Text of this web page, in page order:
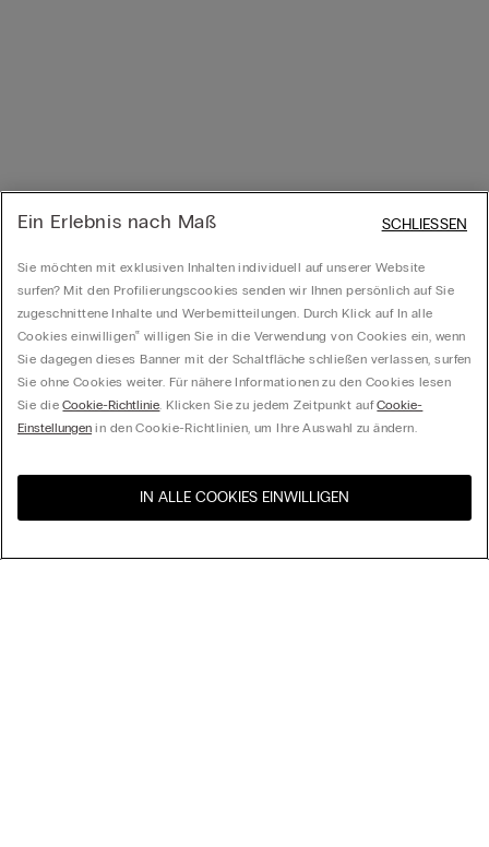
United States
Ein Erlebnis nach Maß
Sie möchten mit exklusiven Inhalten individuell auf unserer Website
surfen? Mit den Profilierungscookies senden wir Ihnen persönlich auf Sie
zugeschnittene Inhalte und Werbemitteilungen. Durch Klick auf In alle
Cookies einwilligen‟ willigen Sie in die Verwendung von Cookies ein, wenn
Sie dagegen dieses Banner mit der Schaltfläche schließen verlassen, surfen
Sie ohne Cookies weiter. Für nähere Informationen zu den Cookies lesen
Sie dieCookie-Richtlinie. Klicken Sie zu jedem Zeitpunkt aufCookie-
Einstellungen in den Cookie-Richtlinien, um Ihre Auswahl zu ändern.
IN ALLE COOKIES EINWILLIGEN
SCHLIESSEN